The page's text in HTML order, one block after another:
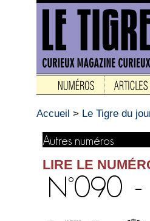
Accueil > Le Tigre du
LIRE LE